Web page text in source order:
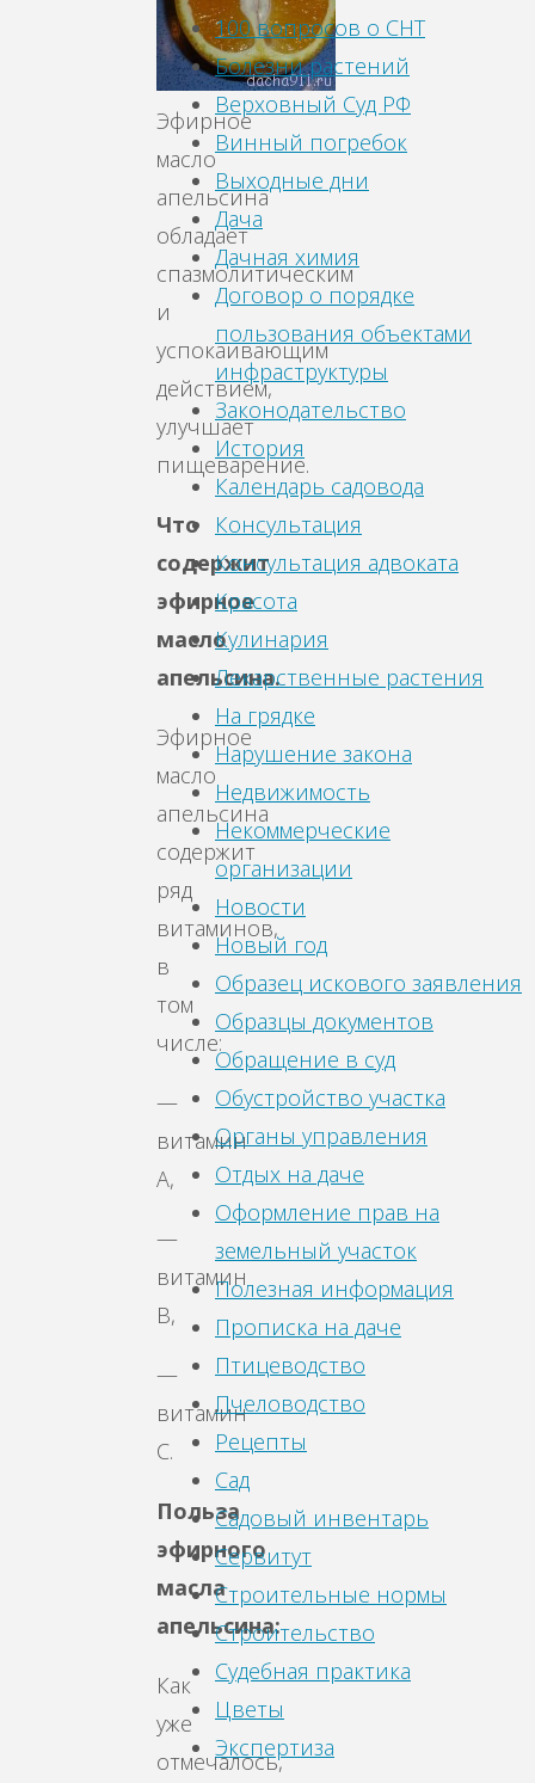
Эфирное
масло
апельсина
обладает
спазмолитическим
и
успокаивающим
действием,
улучшает
пищеварение.
Что
содержит
эфирное
масло
апельсина.
Эфирное
масло
апельсина
содержит
ряд
витаминов,
в
том
числе:
—
витамин
А,
—
витамин
В,
—
витамин
С.
Польза
эфирного
масла
апельсина:
Как
уже
отмечалось,
100 вопросов о СНТ
Болезни растений
Верховный Суд РФ
Винный погребок
Выходные дни
Дача
Дачная химия
Договор о порядке
пользования объектами
инфраструктуры
Законодательство
История
Календарь садовода
Консультация
Консультация адвоката
Красота
Кулинария
Лекарственные растения
На грядке
Нарушение закона
Недвижимость
Некоммерческие
организации
Новости
Новый год
Образец искового заявления
Образцы документов
Обращение в суд
Обустройство участка
Органы управления
Отдых на даче
Оформление прав на
земельный участок
Полезная информация
Прописка на даче
Птицеводство
Пчеловодство
Рецепты
Сад
Садовый инвентарь
Сервитут
Строительные нормы
Строительство
Судебная практика
Цветы
Экспертиза